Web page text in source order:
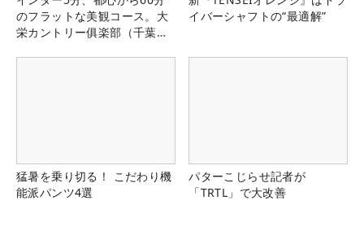
のフラットな美観コース。大
栄カントリー俱楽部（千葉
イバーシャフトの“最適解”
猛暑を乗り切る！ こだわり機
能派パンツ4選
パターこじらせ記者が
「TRTL」で大改善